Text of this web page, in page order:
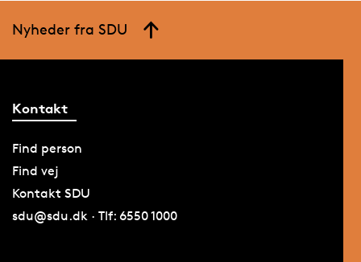
Nyheder fra SDU
Kontakt
Find person
Find vej
Kontakt SDU
sdu@sdu.dk · Tlf: 6550 1000